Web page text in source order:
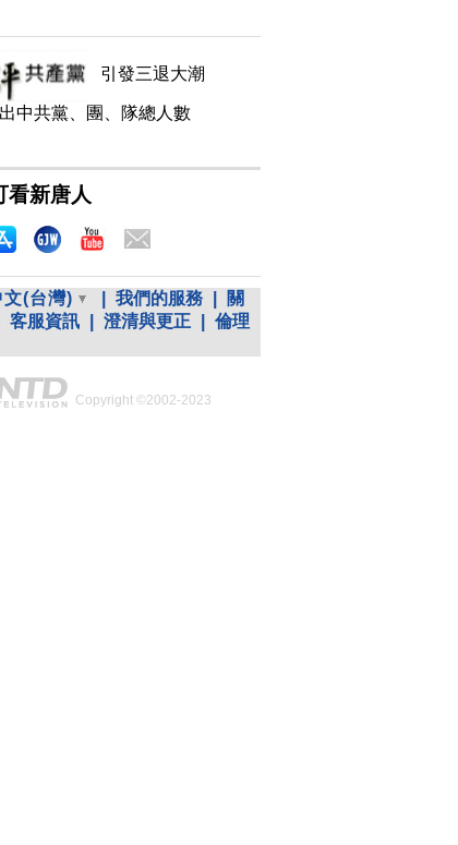
引發三退大潮
中共黨、團、隊總人數
看新唐人
文(台灣) 我們的服務
關
客服資訊 澄清與更正
倫理
Copyright ©2002-2023